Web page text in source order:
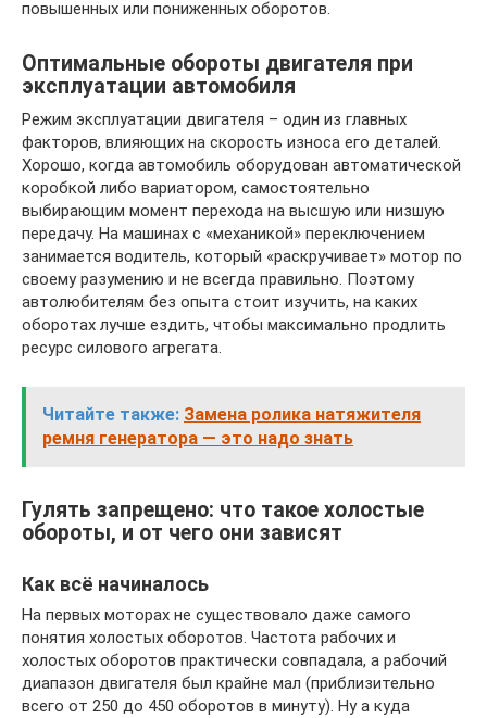
повышенных или пониженных оборотов.
Оптимальные обороты двигателя при
эксплуатации автомобиля
Режим эксплуатации двигателя – один из главных
факторов, влияющих на скорость износа его деталей.
Хорошо, когда автомобиль оборудован автоматической
коробкой либо вариатором, самостоятельно
выбирающим момент перехода на высшую или низшую
передачу. На машинах с «механикой» переключением
занимается водитель, который «раскручивает» мотор по
своему разумению и не всегда правильно. Поэтому
автолюбителям без опыта стоит изучить, на каких
оборотах лучше ездить, чтобы максимально продлить
ресурс силового агрегата.
Читайте также: Замена ролика натяжителя
ремня генератора — это надо знать
Гулять запрещено: что такое холостые
обороты, и от чего они зависят
Как всё начиналось
На первых моторах не существовало даже самого
понятия холостых оборотов. Частота рабочих и
холостых оборотов практически совпадала, а рабочий
диапазон двигателя был крайне мал (приблизительно
всего от 250 до 450 оборотов в минуту). Ну а куда